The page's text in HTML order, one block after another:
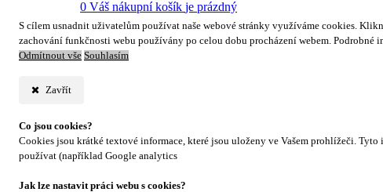
S cílem usnadnit uživatelům používat naše webové stránky využíváme cookies.
zachování funkčnosti webu používány po celou dobu procházení webem. Podrobné
Odmítnout vše Souhlasím
Zavřít
Co jsou cookies?
Cookies jsou krátké textové informace, které jsou uloženy ve Vašem prohlížeči.
používat (například Google analytics
Jak lze nastavit práci webu s cookies?
0 Váš nákupní košík je prázdný